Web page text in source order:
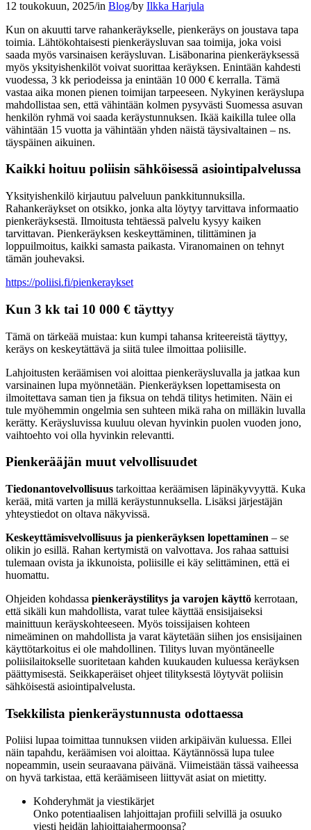
12 toukokuun, 2025/in Blog/by Ilkka Harjula
Kun on akuutti tarve rahankeräykselle, pienkeräys on joustava tapa
toimia. Lähtökohtaisesti pienkeräysluvan saa toimija, joka voisi
saada myös varsinaisen keräysluvan. Lisäbonarina pienkeräyksessä
myös yksityishenkilöt voivat suorittaa keräyksen. Enintään kahdesti
vuodessa, 3 kk periodeissa ja enintään 10 000 € kerralla. Tämä
vastaa aika monen pienen toimijan tarpeeseen. Nykyinen keräyslupa
mahdollistaa sen, että vähintään kolmen pysyvästi Suomessa asuvan
henkilön ryhmä voi saada keräystunnuksen. Ikää kaikilla tulee olla
vähintään 15 vuotta ja vähintään yhden näistä täysivaltainen – ns.
täyspäinen aikuinen.
Kaikki hoituu poliisin sähköisessä asiointipalvelussa
Yksityishenkilö kirjautuu palveluun pankkitunnuksilla.
Rahankeräykset on otsikko, jonka alta löytyy tarvittava informaatio
pienkeräyksestä. Ilmoitusta tehtäessä palvelu kysyy kaiken
tarvittavan. Pienkeräyksen keskeyttäminen, tilittäminen ja
loppuilmoitus, kaikki samasta paikasta. Viranomainen on tehnyt
tämän jouhevaksi.
https://poliisi.fi/pienkeraykset
Kun 3 kk tai 10 000 € täyttyy
Tämä on tärkeää muistaa: kun kumpi tahansa kriteereistä täyttyy,
keräys on keskeytättävä ja siitä tulee ilmoittaa poliisille.
Lahjoitusten keräämisen voi aloittaa pienkeräysluvalla ja jatkaa kun
varsinainen lupa myönnetään. Pienkeräyksen lopettamisesta on
ilmoitettava saman tien ja fiksua on tehdä tilitys hetimiten. Näin ei
tule myöhemmin ongelmia sen suhteen mikä raha on milläkin luvalla
kerätty. Keräysluvissa kuuluu olevan hyvinkin puolen vuoden jono,
vaihtoehto voi olla hyvinkin relevantti.
Pienkerääjän muut velvollisuudet
Tiedonantovelvollisuus tarkoittaa keräämisen läpinäkyvyyttä. Kuka
kerää, mitä varten ja millä keräystunnuksella. Lisäksi järjestäjän
yhteystiedot on oltava näkyvissä.
Keskeyttämisvelvollisuus ja pienkeräyksen lopettaminen – se
olikin jo esillä. Rahan kertymistä on valvottava. Jos rahaa sattuisi
tulemaan ovista ja ikkunoista, poliisille ei käy selittäminen, että ei
huomattu.
Ohjeiden kohdassa pienkeräystilitys ja varojen käyttö kerrotaan,
että sikäli kun mahdollista, varat tulee käyttää ensisijaiseksi
mainittuun keräyskohteeseen. Myös toissijaisen kohteen
nimeäminen on mahdollista ja varat käytetään siihen jos ensisijainen
käyttötarkoitus ei ole mahdollinen. Tilitys luvan myöntäneelle
poliisilaitokselle suoritetaan kahden kuukauden kuluessa keräyksen
päättymisestä. Seikkaperäiset ohjeet tilityksestä löytyvät poliisin
sähköisestä asiointipalvelusta.
Tsekkilista pienkeräystunnusta odottaessa
Poliisi lupaa toimittaa tunnuksen viiden arkipäivän kuluessa. Ellei
näin tapahdu, keräämisen voi aloittaa. Käytännössä lupa tulee
nopeammin, usein seuraavana päivänä. Viimeistään tässä vaiheessa
on hyvä tarkistaa, että keräämiseen liittyvät asiat on mietitty.
Kohderyhmät ja viestikärjet
Onko potentiaalisen lahjoittajan profiili selvillä ja osuuko
viesti heidän lahjoittajahermoonsa?